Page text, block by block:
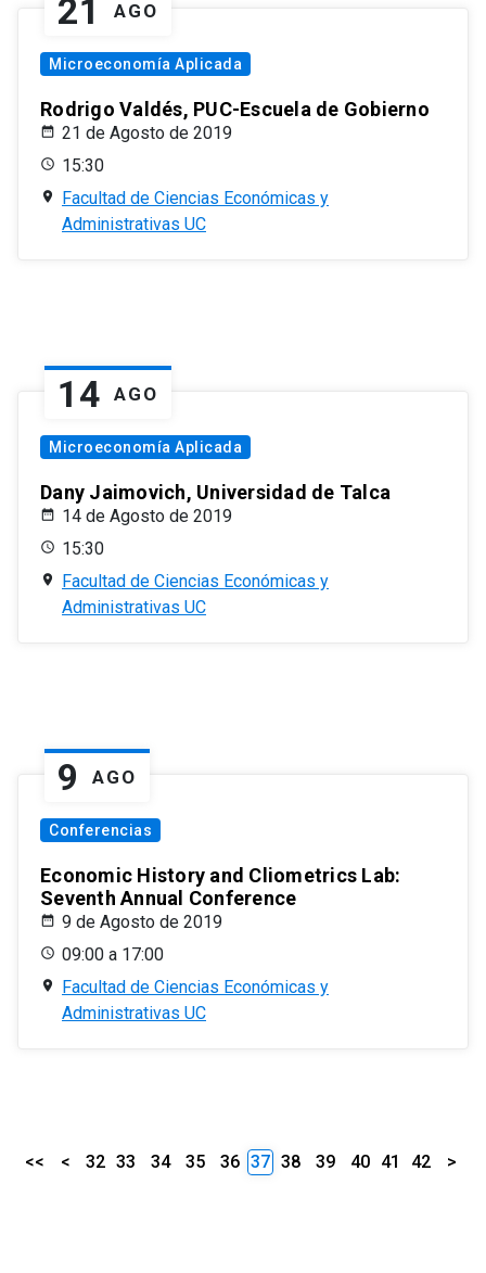
21 AGO
Microeconomía Aplicada
Rodrigo Valdés, PUC-Escuela de Gobierno
21 de Agosto de 2019
15:30
Facultad de Ciencias Económicas y
Administrativas UC
14 AGO
Microeconomía Aplicada
Dany Jaimovich, Universidad de Talca
14 de Agosto de 2019
15:30
Facultad de Ciencias Económicas y
Administrativas UC
9 AGO
Conferencias
Economic History and Cliometrics Lab:
Seventh Annual Conference
9 de Agosto de 2019
09:00 a 17:00
Facultad de Ciencias Económicas y
Administrativas UC
<< < 32 33 34 35 36 37 38 39 40 41 42 >